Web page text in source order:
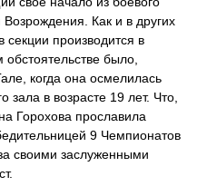
Возрождения. Как и в других
производится в
было,
когда она осмелилась
зала в возрасте 19 лет. Что,
Горохова прославила
9 Чемпионатов
своими заслуженными